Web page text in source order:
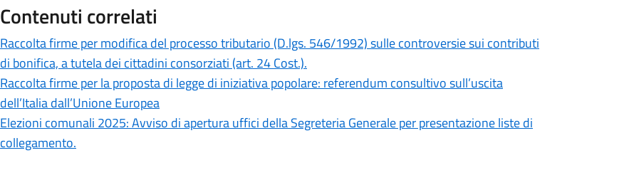
Contenuti correlati
Raccolta firme per modifica del processo tributario (D.lgs. 546/1992) sulle controversie sui contributi
di bonifica, a tutela dei cittadini consorziati (art. 24 Cost.).
Raccolta firme per la proposta di legge di iniziativa popolare: referendum consultivo sull’uscita
dell’Italia dall’Unione Europea
Elezioni comunali 2025: Avviso di apertura uffici della Segreteria Generale per presentazione liste di
collegamento.